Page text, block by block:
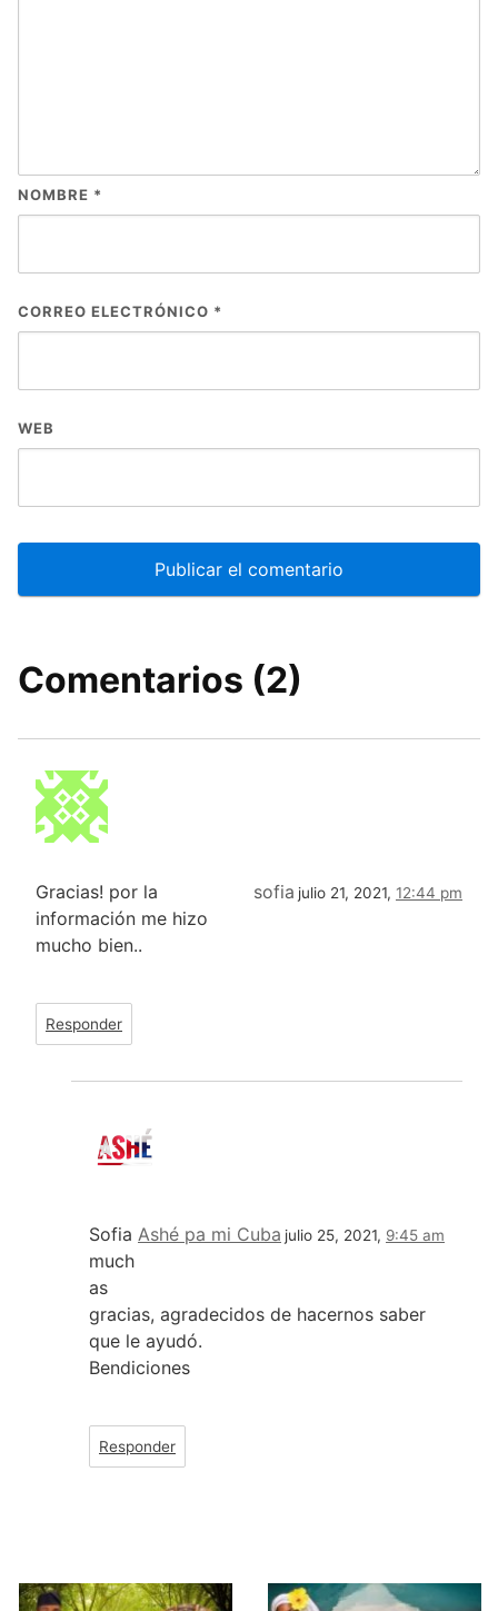
NOMBRE *
CORREO ELECTRÓNICO *
WEB
Comentarios (2)
sofia julio 21, 2021, 12:44 pm
Gracias! por la
información me hizo
mucho bien..
Responder
Ashé pa mi Cuba julio 25, 2021, 9:45 am
Sofia
much
as
gracias, agradecidos de hacernos saber
que le ayudó.
Bendiciones
Responder